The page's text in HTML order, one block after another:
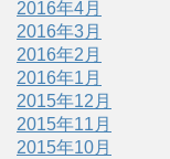
2016年4月
2016年3月
2016年2月
2016年1月
2015年12月
2015年11月
2015年10月